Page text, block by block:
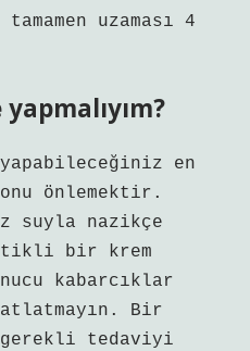
uzaması 4
yapmalıyım?
en
önlemektir.
suyla nazikçe
bir krem
kabarcıklar
Bir
gerekli tedaviyi